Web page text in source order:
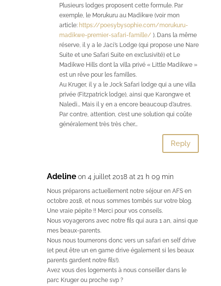
Plusieurs lodges proposent cette formule. Par
exemple, le Morukuru au Madikwe (voir mon
article: https://poesybysophie.com/morukuru-
madikwe-premier-safari-famille/ ). Dans la même
réserve, il y a le Jaci’s Lodge (qui propose une Nare
Suite et une Safari Suite en exclusivité) et Le
Madikwe Hills dont la villa privé « Little Madikwe »
est un rêve pour les familles.
Au Kruger, il y a le Jock Safari lodge qui a une villa
privée (Fitzpatrick lodge), ainsi que Karongwe et
Naledi… Mais il y en a encore beaucoup d’autres.
Par contre, attention, c’est une solution qui coûte
généralement très très cher…
Reply
Adeline on 4 juillet 2018 at 21 h 09 min
Nous préparons actuellement notre séjour en AFS en
octobre 2018, et nous sommes tombés sur votre blog.
Une vraie pépite !! Merci pour vos conseils.
Nous voyagerons avec notre fils qui aura 1 an, ainsi que
mes beaux-parents.
Nous nous tournerons donc vers un safari en self drive
(et peut être un en game drive également si les beaux
parents gardent notre fils!).
Avez vous des logements à nous conseiller dans le
parc Kruger ou proche svp ?